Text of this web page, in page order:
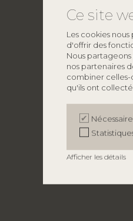
Ce site
Les cookies
d'offrir des
Nous
nos partenaires
combiner celles-
qu'ils ont
Afficher les détails
À
À propos
Emplois